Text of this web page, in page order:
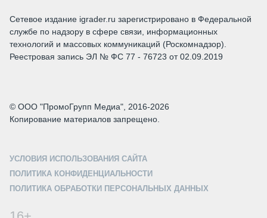
Сетевое издание igrader.ru зарегистрировано в Федеральной
службе по надзору в сфере связи, информационных
технологий и массовых коммуникаций (Роскомнадзор).
Реестровая запись ЭЛ № ФС 77 - 76723 от 02.09.2019
© ООО "ПромоГрупп Медиа", 2016-2026
Копирование материалов запрещено.
УСЛОВИЯ ИСПОЛЬЗОВАНИЯ САЙТА
ПОЛИТИКА КОНФИДЕНЦИАЛЬНОСТИ
ПОЛИТИКА ОБРАБОТКИ ПЕРСОНАЛЬНЫХ ДАННЫХ